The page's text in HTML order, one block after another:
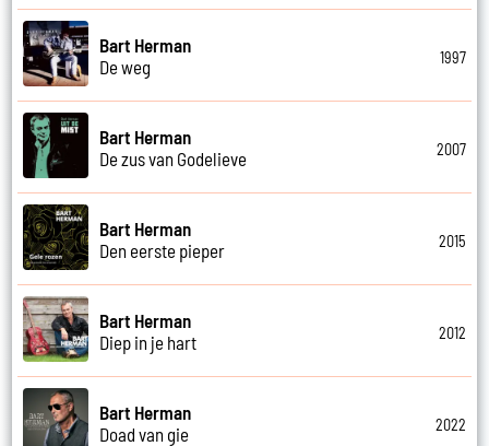
Bart Herman
De weg
1997
Bart Herman
De zus van Godelieve
2007
Bart Herman
Den eerste pieper
2015
Bart Herman
Diep in je hart
2012
Bart Herman
Doad van gie
2022